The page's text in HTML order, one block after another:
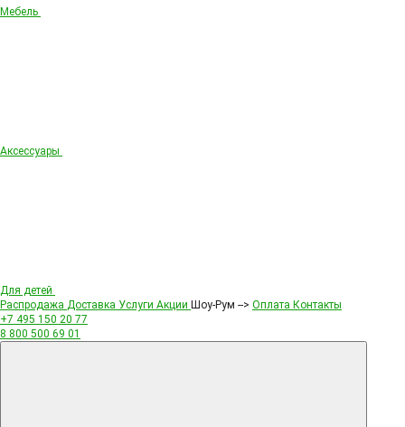
Мебель
Аксессуары
Для детей
Распродажа Доставка Услуги Акции Шоу-Рум --> Оплата Контакты
+7 495 150 20 77
8 800 500 69 01